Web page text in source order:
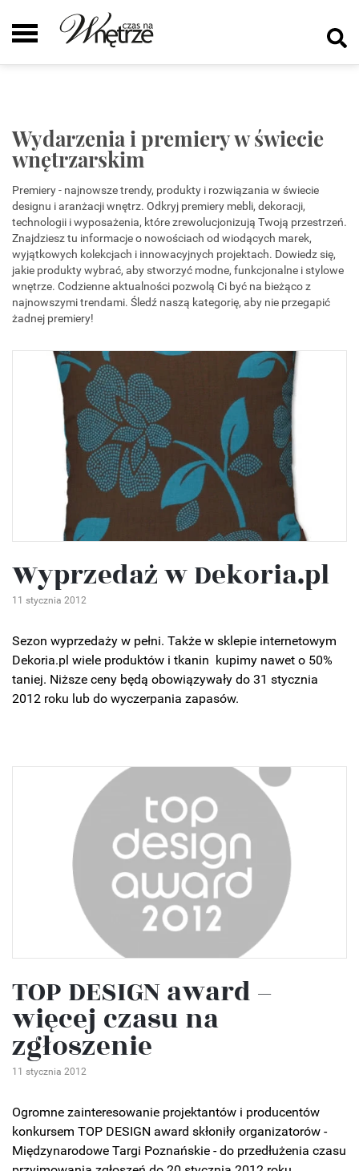
Wydarzenia i premiery w świecie
wnętrzarskim
Premiery - najnowsze trendy, produkty i rozwiązania w świecie
designu i aranżacji wnętrz. Odkryj premiery mebli, dekoracji,
technologii i wyposażenia, które zrewolucjonizują Twoją przestrzeń.
Znajdziesz tu informacje o nowościach od wiodących marek,
wyjątkowych kolekcjach i innowacyjnych projektach. Dowiedz się,
jakie produkty wybrać, aby stworzyć modne, funkcjonalne i stylowe
wnętrze. Codzienne aktualności pozwolą Ci być na bieżąco z
najnowszymi trendami. Śledź naszą kategorię, aby nie przegapić
żadnej premiery!
Wyprzedaż w Dekoria.pl
11 stycznia 2012
Sezon wyprzedaży w pełni. Także w sklepie internetowym
Dekoria.pl wiele produktów i tkanin kupimy nawet o 50%
taniej. Niższe ceny będą obowiązywały do 31 stycznia
2012 roku lub do wyczerpania zapasów.
TOP DESIGN award –
więcej czasu na
zgłoszenie
11 stycznia 2012
Ogromne zainteresowanie projektantów i producentów
konkursem TOP DESIGN award skłoniły organizatorów -
Międzynarodowe Targi Poznańskie - do przedłużenia czasu